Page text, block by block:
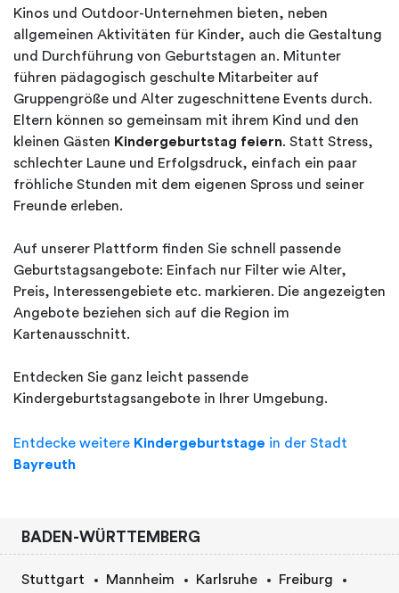
Kinos und Outdoor-Unternehmen bieten, neben
allgemeinen Aktivitäten für Kinder, auch die Gestaltung
und Durchführung von Geburtstagen an. Mitunter
führen pädagogisch geschulte Mitarbeiter auf
Gruppengröße und Alter zugeschnittene Events durch.
Eltern können so gemeinsam mit ihrem Kind und den
kleinen Gästen Kindergeburtstag feiern. Statt Stress,
schlechter Laune und Erfolgsdruck, einfach ein paar
fröhliche Stunden mit dem eigenen Spross und seiner
Freunde erleben.
Auf unserer Plattform finden Sie schnell passende
Geburtstagsangebote: Einfach nur Filter wie Alter,
Preis, Interessengebiete etc. markieren. Die angezeigten
Angebote beziehen sich auf die Region im
Kartenausschnitt.
Entdecken Sie ganz leicht passende
Kindergeburtstagsangebote in Ihrer Umgebung.
Entdecke weitere Kindergeburtstage in der Stadt
Bayreuth
BADEN-WÜRTTEMBERG
Stuttgart Mannheim Karlsruhe
Freiburg